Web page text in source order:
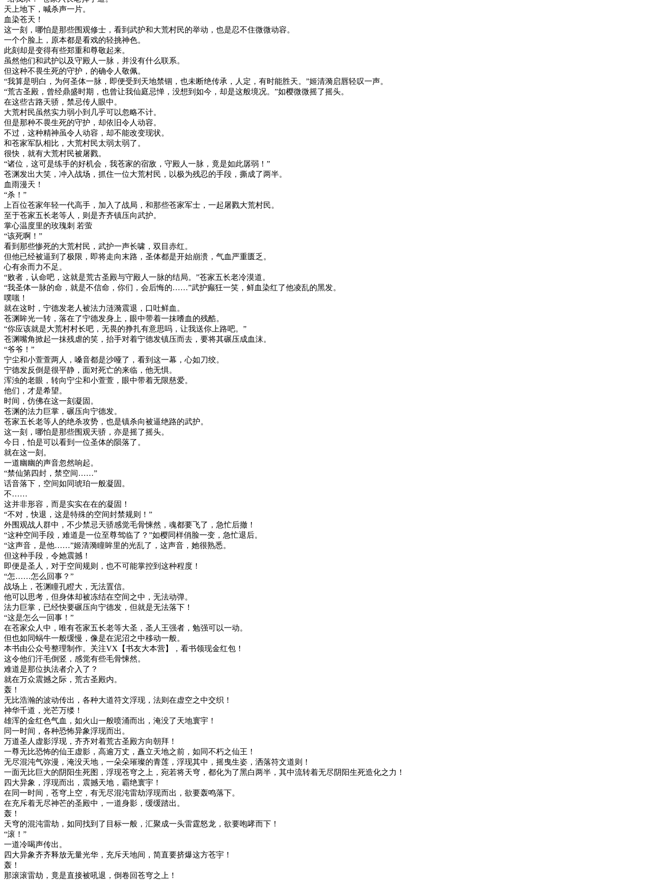
天上地下，喊杀声一片。
血染苍天！
这一刻，哪怕是那些围观修士，看到武护和大荒村民的举动，也是忍不住微微动容。
一个个脸上，原本都是看戏的轻挑神色。
此刻却是变得有些郑重和尊敬起来。
虽然他们和武护以及守殿人一脉，并没有什么联系。
但这种不畏生死的守护，的确令人敬佩。
“我算是明白，为何圣体一脉，即便受到天地禁锢，也未断绝传承，人定，有时能胜天。”姬清漪启唇轻叹一声。
“荒古圣殿，曾经鼎盛时期，也曾让我仙庭忌惮，没想到如今，却是这般境况。”如樱微微摇了摇头。
在这些古路天骄，禁忌传人眼中。
大荒村民虽然实力弱小到几乎可以忽略不计。
但是那种不畏生死的守护，却依旧令人动容。
不过，这种精神虽令人动容，却不能改变现状。
和苍家军队相比，大荒村民太弱太弱了。
很快，就有大荒村民被屠戮。
“诸位，这可是练手的好机会，我苍家的宿敌，守殿人一脉，竟是如此孱弱！”
苍渊发出大笑，冲入战场，抓住一位大荒村民，以极为残忍的手段，撕成了两半。
血雨漫天！
“杀！”
上百位苍家年轻一代高手，加入了战局，和那些苍家军士，一起屠戮大荒村民。
至于苍家五长老等人，则是齐齐镇压向武护。
掌心温度里的玫瑰刺 若萤
“该死啊！”
看到那些惨死的大荒村民，武护一声长啸，双目赤红。
但他已经被逼到了极限，即将走向末路，圣体都是开始崩溃，气血严重匮乏。
心有余而力不足。
“败者，认命吧，这就是荒古圣殿与守殿人一脉的结局。”苍家五长老冷漠道。
“我圣体一脉的命，就是不信命，你们，会后悔的……”武护癫狂一笑，鲜血染红了他凌乱的黑发。
噗嗤！
就在这时，宁德发老人被法力涟漪震退，口吐鲜血。
苍渊眸光一转，落在了宁德发身上，眼中带着一抹嗜血的残酷。
“你应该就是大荒村村长吧，无畏的挣扎有意思吗，让我送你上路吧。”
苍渊嘴角掀起一抹残虐的笑，抬手对着宁德发镇压而去，要将其碾压成血沫。
“爷爷！”
宁尘和小萱萱两人，嗓音都是沙哑了，看到这一幕，心如刀绞。
宁德发反倒是很平静，面对死亡的来临，他无惧。
浑浊的老眼，转向宁尘和小萱萱，眼中带着无限慈爱。
他们，才是希望。
时间，仿佛在这一刻凝固。
苍渊的法力巨掌，碾压向宁德发。
苍家五长老等人的绝杀攻势，也是镇杀向被逼绝路的武护。
这一刻，哪怕是那些围观天骄，亦是摇了摇头。
今日，怕是可以看到一位圣体的陨落了。
就在这一刻。
一道幽幽的声音忽然响起。
“禁仙第四封，禁空间……”
话音落下，空间如同琥珀一般凝固。
不……
这并非形容，而是实实在在的凝固！
“不对，快退，这是特殊的空间封禁规则！”
外围观战人群中，不少禁忌天骄感觉毛骨悚然，魂都要飞了，急忙后撤！
“这种空间手段，难道是一位至尊驾临了？”如樱同样俏脸一变，急忙退后。
“这声音，是他……”姬清漪瞳眸里的光乱了，这声音，她很熟悉。
但这种手段，令她震撼！
即便是圣人，对于空间规则，也不可能掌控到这种程度！
“怎……怎么回事？”
战场上，苍渊瞳孔瞪大，无法置信。
他可以思考，但身体却被冻结在空间之中，无法动弹。
法力巨掌，已经快要碾压向宁德发，但就是无法落下！
“这是怎么一回事！”
在苍家众人中，唯有苍家五长老等大圣，圣人王强者，勉强可以一动。
但也如同蜗牛一般缓慢，像是在泥沼之中移动一般。
本书由公众号整理制作。关注VX【书友大本营】，看书领现金红包！
这令他们汗毛倒竖，感觉有些毛骨悚然。
难道是那位执法者介入了？
就在万众震撼之际，荒古圣殿内。
轰！
无比浩瀚的波动传出，各种大道符文浮现，法则在虚空之中交织！
神华千道，光芒万缕！
雄浑的金红色气血，如火山一般喷涌而出，淹没了天地寰宇！
同一时间，各种恐怖异象浮现而出。
万道圣人虚影浮现，齐齐对着荒古圣殿方向朝拜！
一尊无比恐怖的仙王虚影，高逾万丈，矗立天地之前，如同不朽之仙王！
无尽混沌气弥漫，淹没天地，一朵朵璀璨的青莲，浮现其中，摇曳生姿，洒落符文道则！
一面无比巨大的阴阳生死图，浮现苍穹之上，宛若将天穹，都化为了黑白两半，其中流转着无尽阴阳生死造化之力！
四大异象，浮现而出，震撼天地，霸绝寰宇！
在同一时间，苍穹上空，有无尽混沌雷劫浮现而出，欲要轰鸣落下。
在充斥着无尽神芒的圣殿中，一道身影，缓缓踏出。
轰！
天穹的混沌雷劫，如同找到了目标一般，汇聚成一头雷霆怒龙，欲要咆哮而下！
“滚！”
一道冷喝声传出。
四大异象齐齐释放无量光华，充斥天地间，简直要挤爆这方苍宇！
轰！
那滚滚雷劫，竟是直接被吼退，倒卷回苍穹之上！